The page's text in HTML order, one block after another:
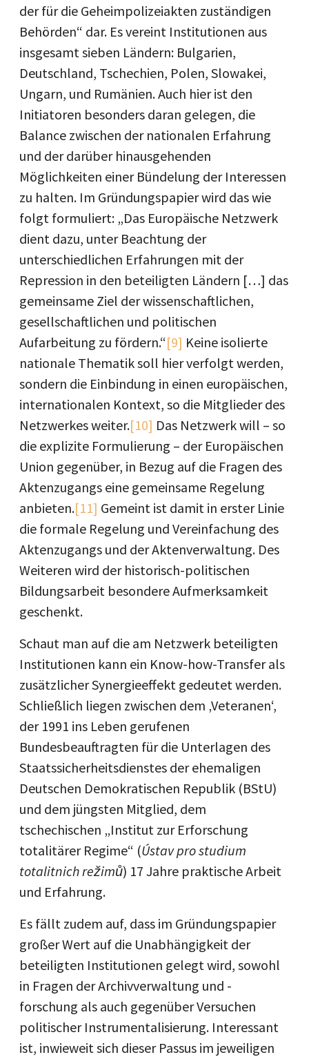
der für die Geheimpolizeiakten zuständigen
Behörden“ dar. Es vereint Institutionen aus
insgesamt sieben Ländern: Bulgarien,
Deutschland, Tschechien, Polen, Slowakei,
Ungarn, und Rumänien. Auch hier ist den
Initiatoren besonders daran gelegen, die
Balance zwischen der nationalen Erfahrung
und der darüber hinausgehenden
Möglichkeiten einer Bündelung der Interessen
zu halten. Im Gründungspapier wird das wie
folgt formuliert: „Das Europäische Netzwerk
dient dazu, unter Beachtung der
unterschiedlichen Erfahrungen mit der
Repression in den beteiligten Ländern […] das
gemeinsame Ziel der wissenschaftlichen,
gesellschaftlichen und politischen
Aufarbeitung zu fördern.“[9] Keine isolierte
nationale Thematik soll hier verfolgt werden,
sondern die Einbindung in einen europäischen,
internationalen Kontext, so die Mitglieder des
Netzwerkes weiter.[10] Das Netzwerk will – so
die explizite Formulierung – der Europäischen
Union gegenüber, in Bezug auf die Fragen des
Aktenzugangs eine gemeinsame Regelung
anbieten.[11] Gemeint ist damit in erster Linie
die formale Regelung und Vereinfachung des
Aktenzugangs und der Aktenverwaltung. Des
Weiteren wird der historisch-politischen
Bildungsarbeit besondere Aufmerksamkeit
geschenkt.
Schaut man auf die am Netzwerk beteiligten
Institutionen kann ein Know-how-Transfer als
zusätzlicher Synergieeffekt gedeutet werden.
Schließlich liegen zwischen dem ‚Veteranen‘,
der 1991 ins Leben gerufenen
Bundesbeauftragten für die Unterlagen des
Staatssicherheitsdienstes der ehemaligen
Deutschen Demokratischen Republik (BStU)
und dem jüngsten Mitglied, dem
tschechischen „Institut zur Erforschung
totalitärer Regime“ (Ústav pro studium
totalitnich režimů) 17 Jahre praktische Arbeit
und Erfahrung.
Es fällt zudem auf, dass im Gründungspapier
großer Wert auf die Unabhängigkeit der
beteiligten Institutionen gelegt wird, sowohl
in Fragen der Archivverwaltung und -
forschung als auch gegenüber Versuchen
politischer Instrumentalisierung. Interessant
ist, inwieweit sich dieser Passus im jeweiligen